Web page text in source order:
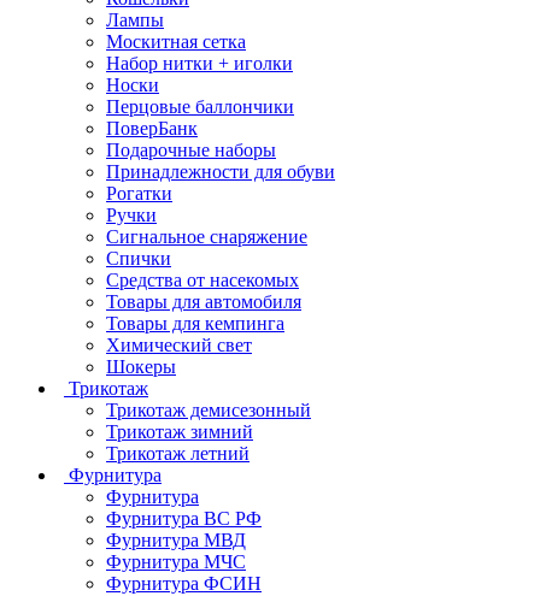
Лампы
Москитная сетка
Набор нитки + иголки
Носки
Перцовые баллончики
ПоверБанк
Подарочные наборы
Принадлежности для обуви
Рогатки
Ручки
Сигнальное снаряжение
Спички
Средства от насекомых
Товары для автомобиля
Товары для кемпинга
Химический свет
Шокеры
Трикотаж
Трикотаж демисезонный
Трикотаж зимний
Трикотаж летний
Фурнитура
Фурнитура
Фурнитура ВС РФ
Фурнитура МВД
Фурнитура МЧС
Фурнитура ФСИН